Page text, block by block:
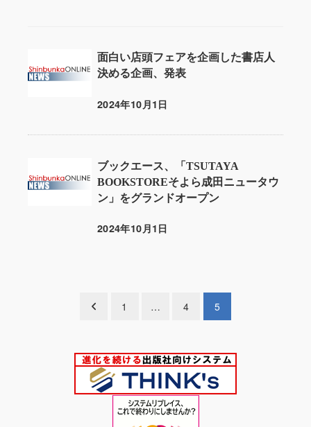
面白い店頭フェアを企画した書店人
決める企画、発表
投稿日
2024年10月1日
ブックエース、「TSUTAYA
BOOKSTOREそよら成田ニュータウ
ン」をグランドオープン
投稿日
2024年10月1日
1 … 4 5